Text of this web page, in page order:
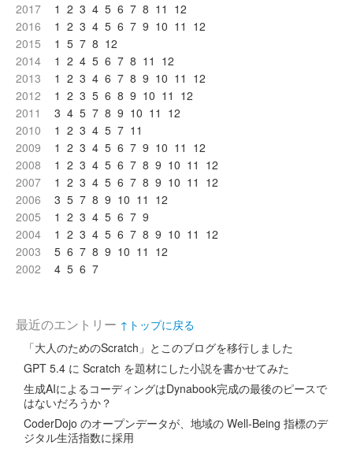
2017
1 2 3 4 5 6 7 8 11 12
2016
1 2 3 4 5 6 7 9 10 11 12
2015
1 5 7 8 12
2014
1 2 4 5 6 7 8 11 12
2013
1 2 3 4 6 7 8 9 10 11 12
2012
1 2 3 5 6 8 9 10 11 12
2011
3 4 5 7 8 9 10 11 12
2010
1 2 3 4 5 7 11
2009
1 2 3 4 5 6 7 9 10 11 12
2008
1 2 3 4 5 6 7 8 9 10 11 12
2007
1 2 3 4 5 6 7 8 9 10 11 12
2006
3 5 7 8 9 10 11 12
2005
1 2 3 4 5 6 7 9
2004
1 2 3 4 5 6 7 8 9 10 11 12
2003
5 6 7 8 9 10 11 12
2002
4 5 6 7
最近のエントリー ↑トップに戻る
「大人のためのScratch」とこのブログを移行しました
GPT 5.4 に Scratch を題材にした小説を書かせてみた
生成AIによるコーディングはDynabook完成の最後のピースで
はないだろうか？
CoderDojo のオープンデータが、地域の Well-Being 指標のデ
ジタル生活指数に採用